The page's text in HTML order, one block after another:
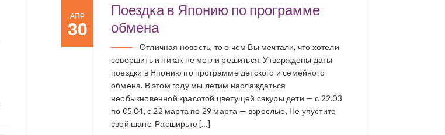
АПР
30
Поездка в Японию по программе
обмена
Отличная новость, то о чем Вы мечтали, что хотели
совершить и никак не могли решиться. Утверждены даты
поездки в Японию по программе детского и семейного
обмена. В этом году мы летим наслаждаться
необыкновенной красотой цветущей сакуры дети — с 22.03
по 05.04, с 22 марта по 29 марта — взрослые, Не упустите
свой шанс. Расширьте […]